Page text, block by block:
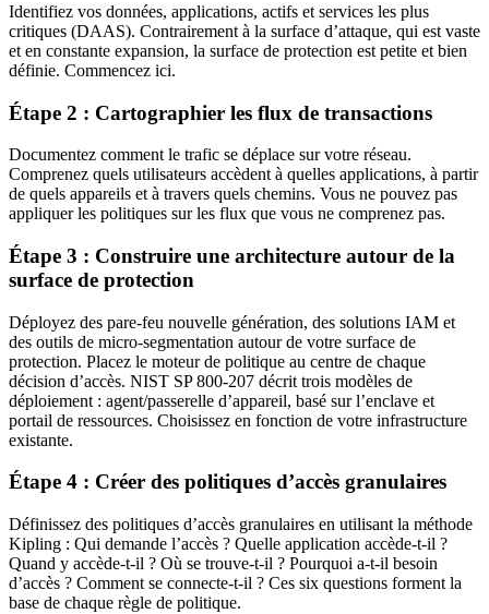
Identifiez vos données, applications, actifs et services les plus
critiques (DAAS). Contrairement à la surface d’attaque, qui est vaste
et en constante expansion, la surface de protection est petite et bien
définie. Commencez ici.
Étape 2 : Cartographier les flux de transactions
Documentez comment le trafic se déplace sur votre réseau.
Comprenez quels utilisateurs accèdent à quelles applications, à partir
de quels appareils et à travers quels chemins. Vous ne pouvez pas
appliquer les politiques sur les flux que vous ne comprenez pas.
Étape 3 : Construire une architecture autour de la
surface de protection
Déployez des pare-feu nouvelle génération, des solutions IAM et
des outils de micro-segmentation autour de votre surface de
protection. Placez le moteur de politique au centre de chaque
décision d’accès. NIST SP 800-207 décrit trois modèles de
déploiement : agent/passerelle d’appareil, basé sur l’enclave et
portail de ressources. Choisissez en fonction de votre infrastructure
existante.
Étape 4 : Créer des politiques d’accès granulaires
Définissez des politiques d’accès granulaires en utilisant la méthode
Kipling : Qui demande l’accès ? Quelle application accède-t-il ?
Quand y accède-t-il ? Où se trouve-t-il ? Pourquoi a-t-il besoin
d’accès ? Comment se connecte-t-il ? Ces six questions forment la
base de chaque règle de politique.